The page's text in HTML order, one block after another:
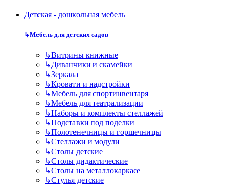
Детская - дошкольная мебель
↳Мебель для детских садов
↳Витрины книжные
↳Диванчики и скамейки
↳Зеркала
↳Кровати и надстройки
↳Мебель для спортинвентаря
↳Мебель для театрализации
↳Наборы и комплекты стеллажей
↳Подставки под поделки
↳Полотенечницы и горшечницы
↳Стеллажи и модули
↳Столы детские
↳Столы дидактические
↳Столы на металлокаркасе
↳Стулья детские